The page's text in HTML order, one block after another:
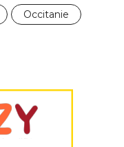
Occitanie